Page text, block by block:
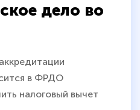
дело во
в ФРДО
налоговый вычет